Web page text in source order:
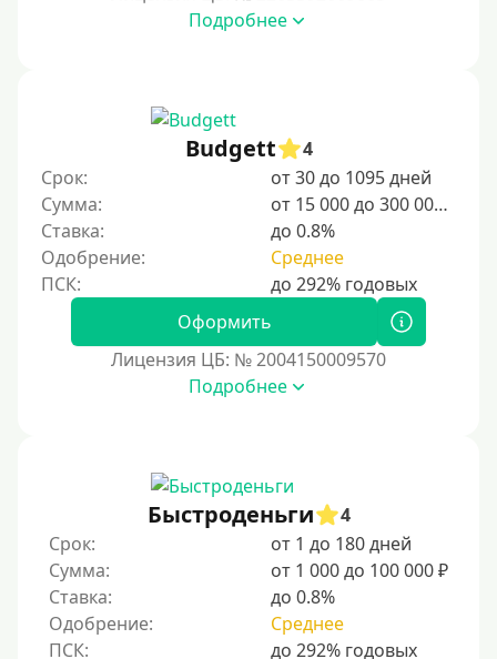
Подробнее
Budgett
4
Срок:
от 30 до 1095 дней
Сумма:
от 15 000 до 300 000 ₽
Ставка:
до 0.8%
Одобрение:
Среднее
Оформить
Лицензия ЦБ: № 2004150009570
Подробнее
Быстроденьги
4
Срок:
от 1 до 180 дней
Сумма:
от 1 000 до 100 000 ₽
Ставка:
до 0.8%
Одобрение:
Среднее